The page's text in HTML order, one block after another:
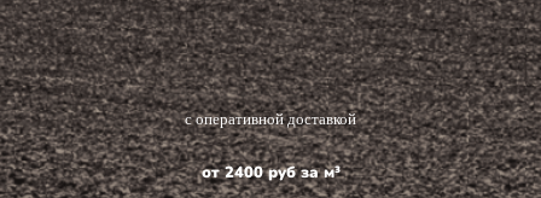
с оперативной доставкой
от 2400 руб за м³